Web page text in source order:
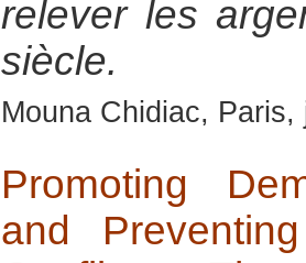
relever les
siècle.
Mouna Chidiac, Paris,
Promoting
and